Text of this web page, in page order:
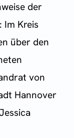
der
Im Kreis
über den
von
Hannover